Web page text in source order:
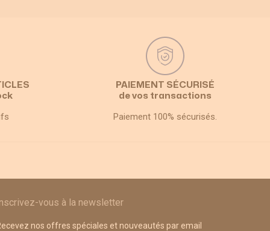
PAIEMENT SÉCURISÉ
de vos transactions
Paiement 100% sécurisés.
vous à la newsletter
nos offres spéciales et nouveautés par email